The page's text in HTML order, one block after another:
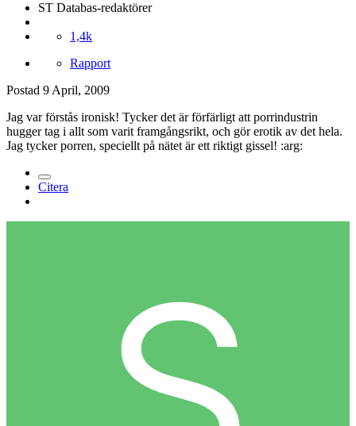
ST Databas-redaktörer
1,4k
Rapport
Postad 9 April, 2009
Jag var förstås ironisk! Tycker det är förfärligt att porrindustrin
hugger tag i allt som varit framgångsrikt, och gör erotik av det hela.
Jag tycker porren, speciellt på nätet är ett riktigt gissel! :arg:
Citera